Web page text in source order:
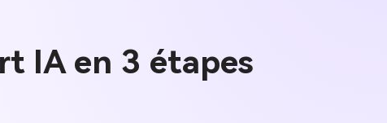
IA en 3 étapes